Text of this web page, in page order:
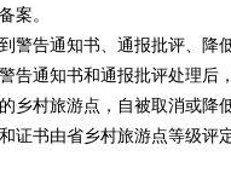
案。
告通知书、通报批评、降
通知书和通报批评处理后
村旅游点，自被取消或降
证书由省乡村旅游点等级评